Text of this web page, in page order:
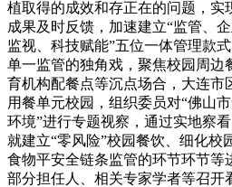
植取得的成效和存正在的问题，实
成果及时反馈，加速建立“监管、
监视、科技赋能”五位一体管理款
单一监管的独角戏，聚焦校园周边
育机构配餐点等沉点场合，大连市
用餐单元校园，组织委员对“佛山
环境”进行专题视察，通过实地察
就建立“零风险”校园餐饮、细化校
食物平安全链条监管的环节环节等
部分担任人、相关专家学者等召开